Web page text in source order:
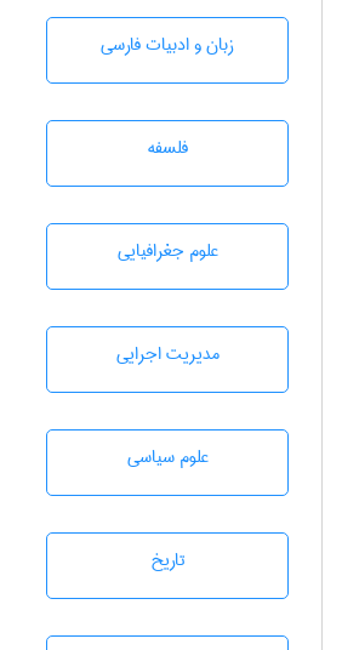
زبان و ادبيات فارسی
فلسفه
علوم جغرافيايی
مديريت اجرايی
علوم سياسی
تاريخ